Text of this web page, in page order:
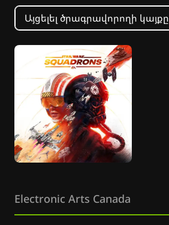
Այցելել ծրագրավորողի կայքը
Electronic Arts Canada